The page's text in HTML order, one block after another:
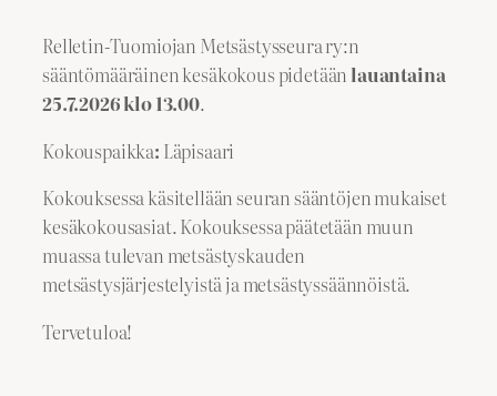
Relletin-Tuomiojan Metsästysseura ry:n
sääntömääräinen kesäkokous pidetään lauantaina
25.7.2026 klo 13.00.
Kokouspaikka: Läpisaari
Kokouksessa käsitellään seuran sääntöjen mukaiset
kesäkokousasiat. Kokouksessa päätetään muun
muassa tulevan metsästyskauden
metsästysjärjestelyistä ja metsästyssäännöistä.
Tervetuloa!